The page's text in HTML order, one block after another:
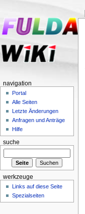
navigation
Portal
Alle Seiten
Letzte Änderungen
Anfragen und Anträge
Hilfe
suche
werkzeuge
Links auf diese Seite
Spezialseiten